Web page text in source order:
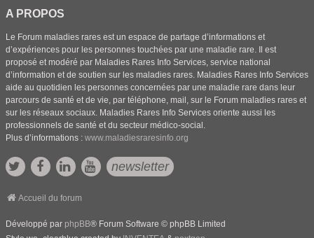
A PROPOS
Le Forum maladies rares est un espace de partage d’informations et
d’expériences pour les personnes touchées par une maladie rare. Il est
proposé et modéré par Maladies Rares Info Services, service national
d’information et de soutien sur les maladies rares. Maladies Rares Info Services
aide au quotidien les personnes concernées par une maladie rare dans leur
parcours de santé et de vie, par téléphone, mail, sur le Forum maladies rares et
sur les réseaux sociaux. Maladies Rares Info Services oriente aussi les
professionnels de santé et du secteur médico-social.
Plus d’informations : www.maladiesraresinfo.org
newsletter
Accueil du forum
Développé par phpBB® Forum Software © phpBB Limited